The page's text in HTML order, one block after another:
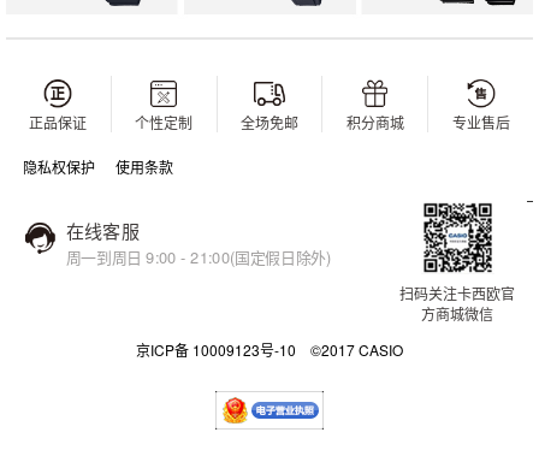
正品保证 个性定制 全场免邮 积分商城 专业售后
隐私权保护 使用条款
在线客服
周一到周日 9:00 - 21:00(国定假日除外)
扫码关注卡西欧官
方商城微信
京ICP备 10009123号-10 ©2017 CASIO